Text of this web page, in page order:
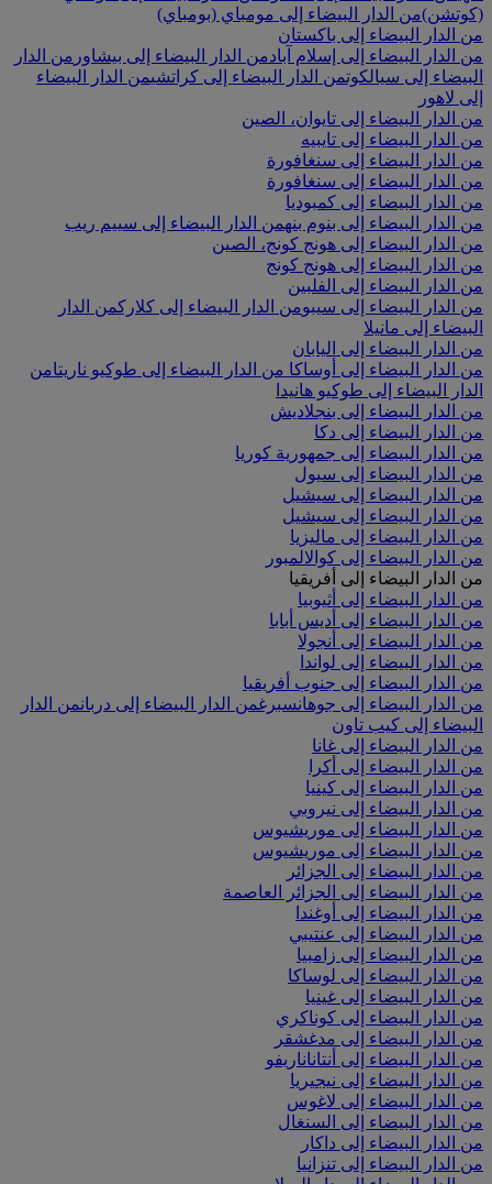
(كوتشن)من الدار البيضاء إلى مومباي (بومباي)
من الدار البيضاء إلى باكستان
من الدار البيضاء إلى إسلام آبادمن الدار البيضاء إلى بيشاور من الدار
البيضاء إلى سيالكوتمن الدار البيضاء إلى كراتشيمن الدار البيضاء
إلى لاهور
من الدار البيضاء إلى تايوان، الصين
من الدار البيضاء إلى تايبيه
من الدار البيضاء إلى سنغافورة
من الدار البيضاء إلى سنغافورة
من الدار البيضاء إلى كمبوديا
من الدار البيضاء إلى بنوم بنهمن الدار البيضاء إلى سييم ريب
من الدار البيضاء إلى هونج كونج، الصين
من الدار البيضاء إلى هونج كونج
من الدار البيضاء إلى الفلبين
من الدار البيضاء إلى سيبومن الدار البيضاء إلى كلاركمن الدار
البيضاء إلى مانيلا
من الدار البيضاء إلى اليابان
من الدار البيضاء إلى أوساكا من الدار البيضاء إلى طوكيو ناريتامن
الدار البيضاء إلى طوكيو هانيدا
من الدار البيضاء إلى بنجلاديش
من الدار البيضاء إلى دكا
من الدار البيضاء إلى جمهورية كوريا
من الدار البيضاء إلى سيول
من الدار البيضاء إلى سيشيل
من الدار البيضاء إلى سيشيل
من الدار البيضاء إلى ماليزيا
من الدار البيضاء إلى كوالالمبور
من الدار البيضاء إلى أفريقيا
من الدار البيضاء إلى أثيوبيا
من الدار البيضاء إلى أديس أبابا
من الدار البيضاء إلى أنجولا
من الدار البيضاء إلى لواندا
من الدار البيضاء إلى جنوب أفريقيا
من الدار البيضاء إلى جوهانسبرغمن الدار البيضاء إلى دربانمن الدار
البيضاء إلى كيب تاون
من الدار البيضاء إلى غانا
من الدار البيضاء إلى أكرا
من الدار البيضاء إلى كينيا
من الدار البيضاء إلى نيروبي
من الدار البيضاء إلى موريشيوس
من الدار البيضاء إلى موريشيوس
من الدار البيضاء إلى الجزائر
من الدار البيضاء إلى الجزائر العاصمة
من الدار البيضاء إلى أوغندا
من الدار البيضاء إلى عنتيبي
من الدار البيضاء إلى زامبيا
من الدار البيضاء إلى لوساكا
من الدار البيضاء إلى غينيا
من الدار البيضاء إلى كوناكري
من الدار البيضاء إلى مدغشقر
من الدار البيضاء إلى أنتاناناريفو
من الدار البيضاء إلى نيجيريا
من الدار البيضاء إلى لاغوس
من الدار البيضاء إلى السنغال
من الدار البيضاء إلى داكار
من الدار البيضاء إلى تنزانيا